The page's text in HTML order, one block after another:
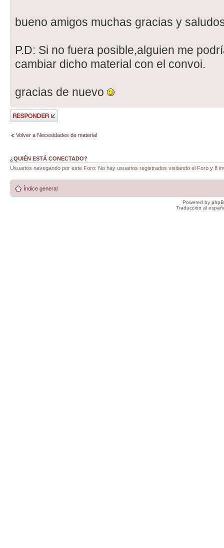
bueno amigos muchas gracias y
P.D: Si no fuera posible,alguien me
cambiar dicho material con el convoi.
gracias de nuevo
Publicar una
respuesta
Volver a Necesidades de material
¿QUIÉN ESTÁ CONECTADO?
Usuarios navegando por este Foro: No hay usuarios registrados visitando el Foro y 8
Índice general
Powered by
Traducción al